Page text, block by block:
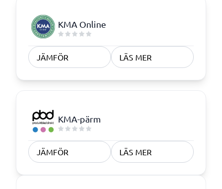
KMA Online
JÄMFÖR LÄS MER
KMA-pärm
JÄMFÖR LÄS MER